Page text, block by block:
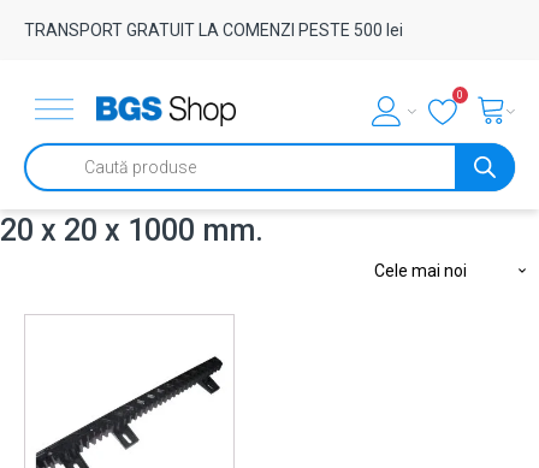
TRANSPORT GRATUIT LA COMENZI PESTE 500 lei
0
Products
search
20 x 20 x 1000 mm.